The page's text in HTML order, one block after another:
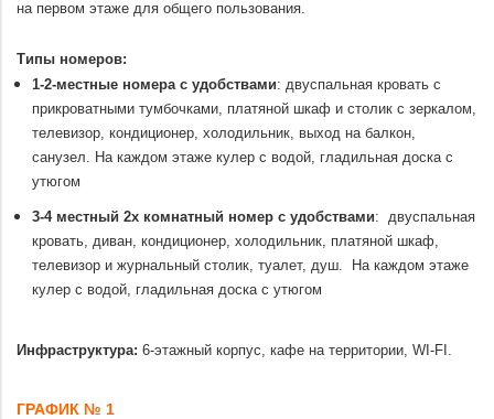
на первом этаже для общего пользования.
Типы номеров:
1-2-местные номера с удобствами: двуспальная кровать с
прикроватными тумбочками, платяной шкаф и столик с зеркалом,
телевизор, кондиционер, холодильник, выход на балкон,
санузел. На каждом этаже кулер с водой, гладильная доска с
утюгом
3-4 местный 2х комнатный номер с удобствами: двуспальная
кровать, диван, кондиционер, холодильник, платяной шкаф,
телевизор и журнальный столик, туалет, душ. На каждом этаже
кулер с водой, гладильная доска с утюгом
Инфраструктура: 6-этажный корпус, кафе на территории, WI-FI.
ГРАФИК № 1